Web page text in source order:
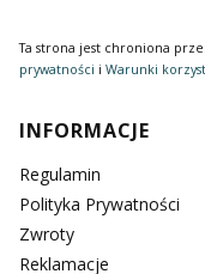
Ta strona jest chroniona
prywatności i Warunki
Linki w stopce
INFORMACJE
Regulamin
Polityka Prywatności
Zwroty
Reklamacje